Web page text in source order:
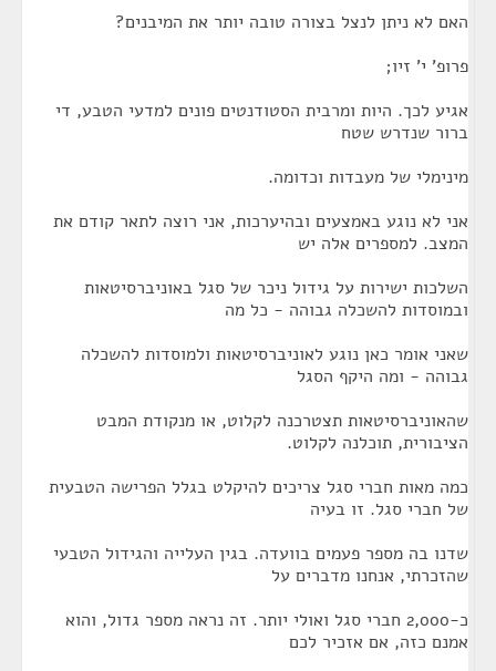
האם לא ניתן לנצל בצורה טובה יותר את המיבנים?
פרופ' י' זיו;
אגיע לכך. היות ומרבית הסטודנטים פונים למדעי הטבע, די
ברור שנדרש שטח
מינימלי של מעבדות וכדומה.
אני לא נוגע באמצעים ובהיערכות, אני רוצה לתאר קודם את
המצב. למספרים אלה יש
השלכות ישירות על גידול ניכר של סגל באוניברסיטאות
ובמוסדות להשכלה גבוהה - כל מה
שאני אומר כאן נוגע לאוניברסיטאות ולמוסדות להשכלה
גבוהה - ומה היקף הסגל
שהאוניברסיטאות תצטרכנה לקלוט, או מנקודת המבט
הציבורית, תוכלנה לקלוט.
כמה מאות חברי סגל צריכים להיקלט בגלל הפרישה הטבעית
של חברי סגל. זו בעיה
שדנו בה מספר פעמים בוועדה. בגין העלייה והגידול הטבעי
שהזכרתי, אנחנו מדברים על
כ-2,000 חברי סגל ואולי יותר. זה נראה מספר גדול, והוא
אמנם כזה, אם אזכיר לכם